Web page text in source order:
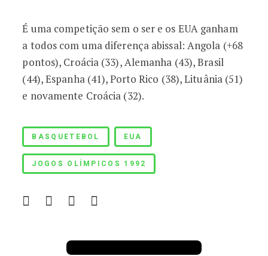
É uma competição sem o ser e os EUA ganham
a todos com uma diferença abissal: Angola (+68
pontos), Croácia (33), Alemanha (43), Brasil
(44), Espanha (41), Porto Rico (38), Lituânia (51)
e novamente Croácia (32).
BASQUETEBOL EUA
JOGOS OLÍMPICOS 1992